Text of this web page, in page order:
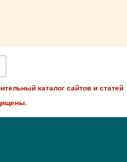
каталог сайтов и статей